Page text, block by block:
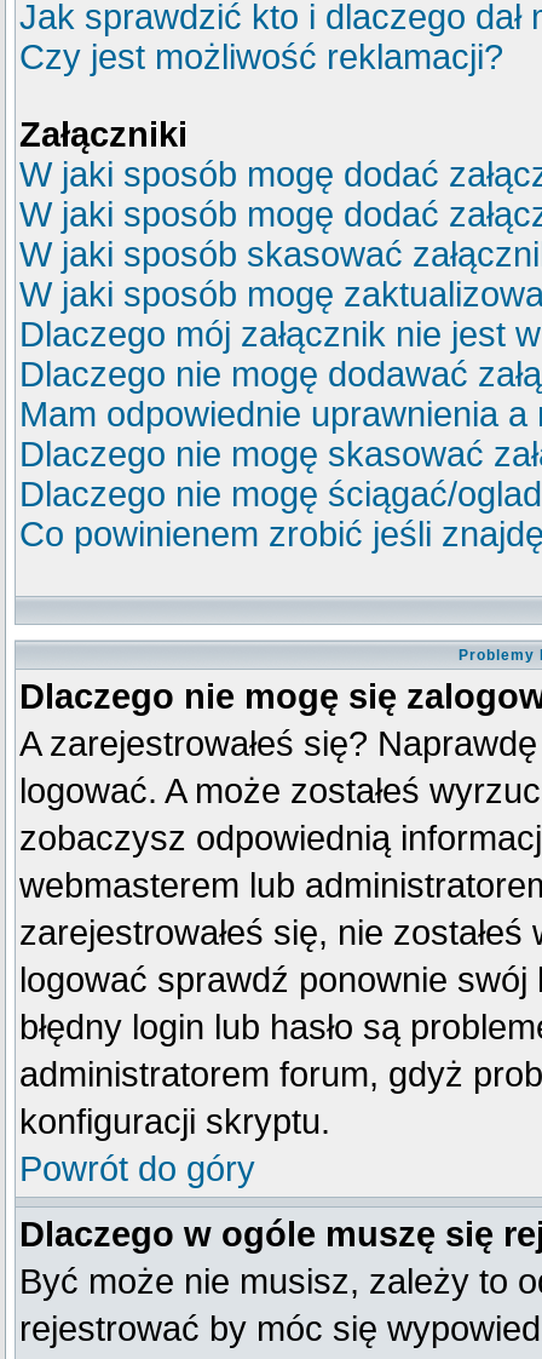
Jak sprawdzić kto i dlaczego dał
Czy jest możliwość reklamacji?
Załączniki
W jaki sposób mogę dodać
W jaki sposób mogę dodać
W jaki sposób skasować
W jaki sposób mogę
Dlaczego mój załącznik nie jest
Dlaczego nie mogę dodawać
Mam odpowiednie uprawnienia
Dlaczego nie mogę skasować
Dlaczego nie mogę ściągać/
Co powinienem zrobić jeśli
Problemy
Dlaczego nie mogę się
A zarejestrowałeś się?
logować. A może zostałeś
zobaczysz odpowiednią
webmasterem lub
zarejestrowałeś się, nie
logować sprawdź ponownie swój
błędny login lub hasło są
administratorem forum, gdyż
konfiguracji skryptu.
Powrót do góry
Dlaczego w ogóle muszę się
Być może nie musisz, zależy to
rejestrować by móc się